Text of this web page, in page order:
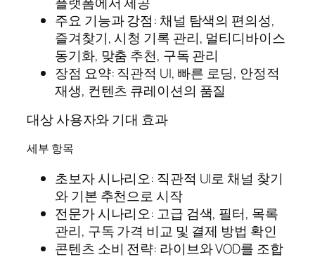
주요 기능과 강점: 채널 탐색의 편의성,
즐겨찾기, 시청 기록 관리, 멀티디바이스
동기화, 맞춤 추천, 구독 관리
장점 요약: 직관적 UI, 빠른 로딩, 안정적
재생, 컨텐츠 큐레이션의 품질
대상 사용자와 기대 효과
세부 항목
초보자 시나리오: 직관적 UI로 채널 찾기
와 기본 추천으로 시작
전문가 시나리오: 고급 검색, 필터, 목록
관리, 구독 가격 비교 및 결제 방법 확인
콘텐츠 소비 전략: 라이브와 VOD를 조합